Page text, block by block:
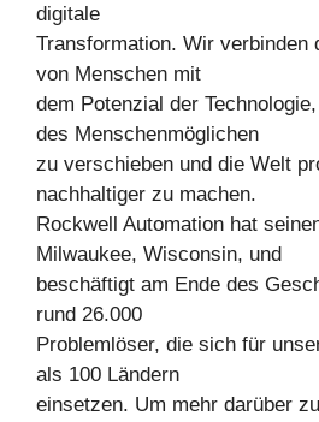
digitale
Transformation. Wir verbinden
von Menschen mit
dem Potenzial der
des Menschenmöglichen
zu verschieben und die Welt
nachhaltiger zu machen.
Rockwell Automation hat
Milwaukee, Wisconsin, und
beschäftigt am Ende des
rund 26.000
Problemlöser, die sich für
als 100 Ländern
einsetzen. Um mehr darüber